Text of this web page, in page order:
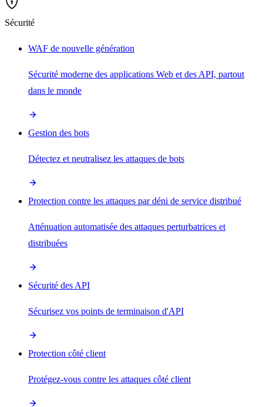
Sécurité
WAF de nouvelle génération
Sécurité moderne des applications Web et des API, partout
dans le monde
Gestion des bots
Détectez et neutralisez les attaques de bots
Protection contre les attaques par déni de service distribué
Atténuation automatisée des attaques perturbatrices et
distribuées
Sécurité des API
Sécurisez vos points de terminaison d'API
Protection côté client
Protégez-vous contre les attaques côté client